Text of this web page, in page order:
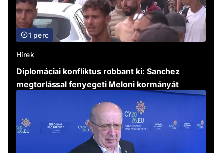
1 perc
Hírek
Diplomáciai konfliktus robbant ki: Sanchez
megtorlással fenyegeti Meloni kormányát